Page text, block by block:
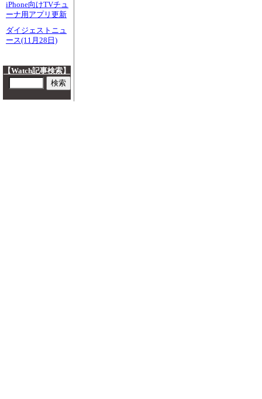
iPhone向けTVチュ
ーナ用アプリ更新
ダイジェストニュ
ース(11月28日)
【Watch記事検索】